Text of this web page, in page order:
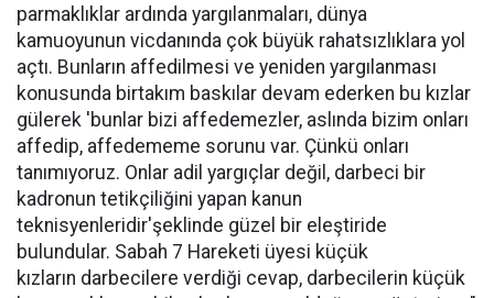
parmaklıklar ardında yargılanmaları, dünya
kamuoyunun vicdanında çok büyük rahatsızlıklara yol
açtı. Bunların affedilmesi ve yeniden yargılanması
konusunda birtakım baskılar devam ederken bu kızlar
gülerek 'bunlar bizi affedemezler, aslında bizim onları
affedip, affedememe sorunu var. Çünkü onları
tanımıyoruz. Onlar adil yargıçlar değil, darbeci bir
kadronun tetikçiliğini yapan kanun
teknisyenleridir'şeklinde güzel bir eleştiride
bulundular. Sabah 7 Hareketi üyesi küçük
kızların darbecilere verdiği cevap, darbecilerin küçük